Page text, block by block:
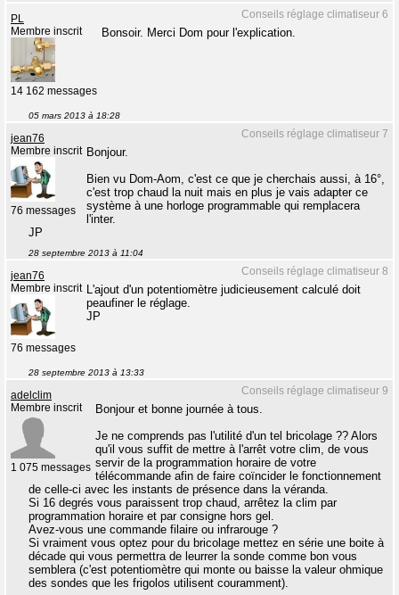
Conseils réglage climatiseur 6
PL
Membre inscrit
14 162 messages
Bonsoir. Merci Dom pour l'explication.
05 mars 2013 à 18:28
Conseils réglage climatiseur 7
jean76
Membre inscrit
76 messages
Bonjour.
Bien vu Dom-Aom, c'est ce que je cherchais aussi, à 16°,
c'est trop chaud la nuit mais en plus je vais adapter ce
système à une horloge programmable qui remplacera
l'inter.
JP
28 septembre 2013 à 11:04
Conseils réglage climatiseur 8
jean76
Membre inscrit
76 messages
L'ajout d'un potentiomètre judicieusement calculé doit
peaufiner le réglage.
JP
28 septembre 2013 à 13:33
Conseils réglage climatiseur 9
adelclim
Membre inscrit
1 075 messages
Bonjour et bonne journée à tous.
Je ne comprends pas l'utilité d'un tel bricolage ?? Alors
qu'il vous suffit de mettre à l'arrêt votre clim, de vous
servir de la programmation horaire de votre
télécommande afin de faire coïncider le fonctionnement
de celle-ci avec les instants de présence dans la véranda.
Si 16 degrés vous paraissent trop chaud, arrêtez la clim par
programmation horaire et par consigne hors gel.
Avez-vous une commande filaire ou infrarouge ?
Si vraiment vous optez pour du bricolage mettez en série une boite à
décade qui vous permettra de leurrer la sonde comme bon vous
semblera (c'est potentiomètre qui monte ou baisse la valeur ohmique
des sondes que les frigolos utilisent couramment).